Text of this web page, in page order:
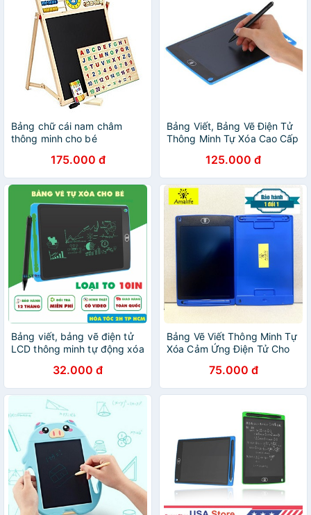
Bảng chữ cái nam châm
thông minh cho bé
175.000 đ
Bảng Viết, Bảng Vẽ Điện Tử
Thông Minh Tự Xóa Cao Cấp
125.000 đ
Bảng viết, bảng vẽ điện tử
LCD thông minh tự động xóa
32.000 đ
Bảng Vẽ Viết Thông Minh Tự
Xóa Cảm Ứng Điện Tử Cho
75.000 đ